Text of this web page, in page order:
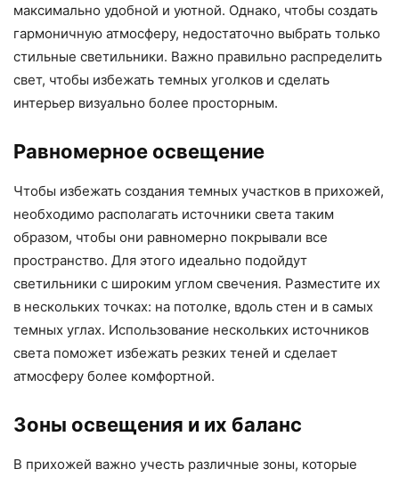
максимально удобной и уютной. Однако, чтобы создать
гармоничную атмосферу, недостаточно выбрать только
стильные светильники. Важно правильно распределить
свет, чтобы избежать темных уголков и сделать
интерьер визуально более просторным.
Равномерное освещение
Чтобы избежать создания темных участков в прихожей,
необходимо располагать источники света таким
образом, чтобы они равномерно покрывали все
пространство. Для этого идеально подойдут
светильники с широким углом свечения. Разместите их
в нескольких точках: на потолке, вдоль стен и в самых
темных углах. Использование нескольких источников
света поможет избежать резких теней и сделает
атмосферу более комфортной.
Зоны освещения и их баланс
В прихожей важно учесть различные зоны, которые